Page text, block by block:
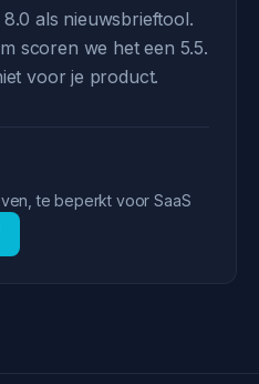
als nieuwsbrieftool.
scoren we het een 5.5.
voor je product.
te beperkt voor SaaS